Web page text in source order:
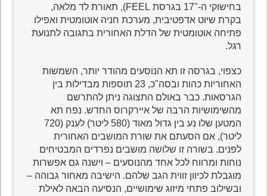
בחישוקי ה-"17 בגרסת FEEL), תאורת לד מלאה,
בקרת שיוט אדפטיבית, מערכת חניה אוטומטית ואפילו
פתיחה אוטומטית של הדלת האחורית בתגובה לתנועת
רגל.
כצפוי, בגרסה זו תא הנוסעים מהודר יותר, השמשות
האחוריות כהות ובסה"כ, 23 תוספות מבדילות בין
הגרסאות. כבר באולם התצוגה ניתן להתרשם
מהשימושיות הרבה של איירקרוס החדש. נפח תא
המטען שלו נע בין גדול מאוד (580 ליטר) לענק (720
ליטר), אם הסעתם את שורת המושבים האחורית
לפנים. בשורה זו שלושה מושבים נפרדים המבטיחים
נוחות ומרווח לכל אחד מהנוסעים – וישנה גם אפשרות
מוגבלת לכיוון זווית הגב שלהם. הישיבה מאחור גבוהה –
ובשילוב פתחי מיזוג שימושיים, הנסיעה הבאה לאילת